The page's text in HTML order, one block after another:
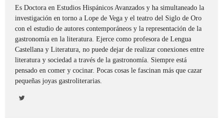
CUADERNO DE VIAJE
TRADICIÓN
MENÚ DEL DÍA
A CUCHILLO
Es Doctora en Estudios Hispánicos Avanzados y ha simultaneado la
investigación en torno a Lope de Vega y el teatro del Siglo de Oro
con el estudio de autores contemporáneos y la representación de la
gastronomía en la literatura. Ejerce como profesora de Lengua
Castellana y Literatura, no puede dejar de realizar conexiones entre
literatura y sociedad a través de la gastronomía. Siempre está
pensado en comer y cocinar. Pocas cosas le fascinan más que cazar
pequeñas joyas gastroliterarias.